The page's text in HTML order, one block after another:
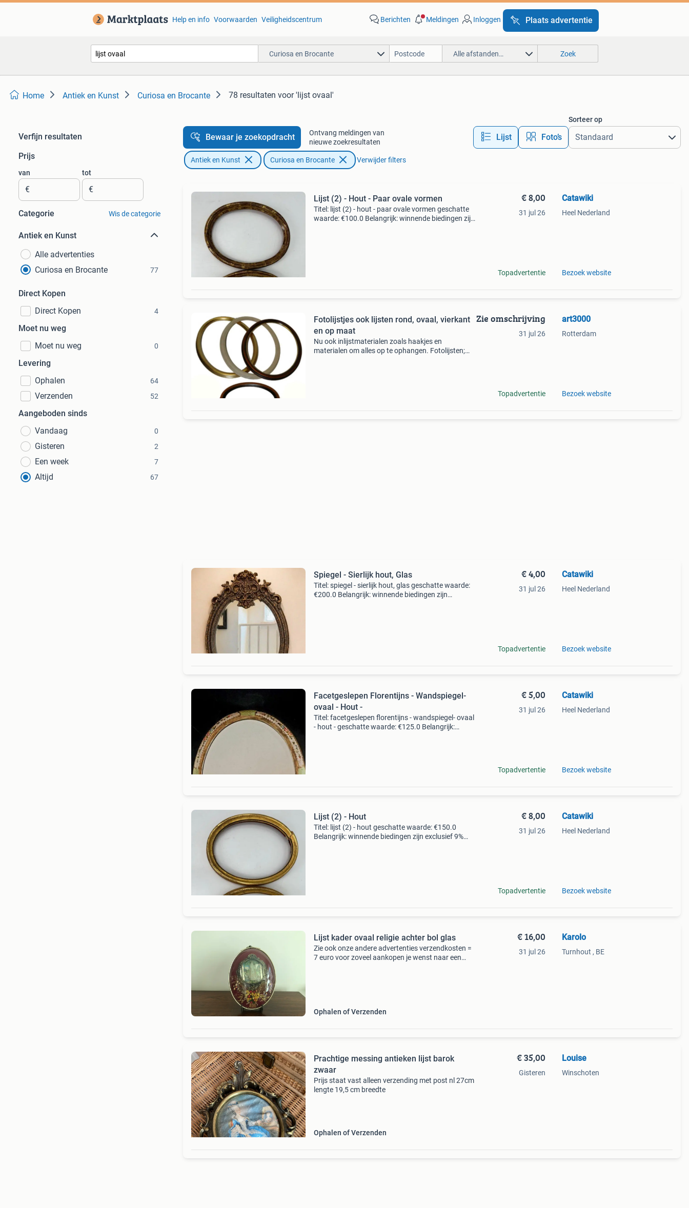
Help en info Voorwaarden Veiligheidscentrum Berichten Meldingen Inloggen Plaats advertentie
Curiosa en Brocante Alle afstanden… Zoek
Home Antiek en Kunst Curiosa en Brocante 78 resultaten voor 'lijst ovaal'
Verfijn resultaten
Prijs
van
€
tot
€
Categorie Wis de categorie
Antiek en Kunst
Alle advertenties
Curiosa en Brocante
77
Direct Kopen
Direct Kopen
4
Moet nu weg
Moet nu weg
0
Levering
Ophalen
64
Verzenden 52
Aangeboden sinds
Vandaag
0
Gisteren 2
Een week 7
Altijd 67
Bewaar je zoekopdracht
Ontvang meldingen van
nieuwe zoekresultaten
Lijst Foto’s
Sorteer op
Antiek en Kunst Curiosa en Brocante Verwijder filters
Lijst (2) - Hout - Paar ovale vormen
Titel: lijst (2) - hout - paar ovale vormen geschatte
waarde: €100.0 Belangrijk: winnende biedingen zijn
€ 8,00
31 jul 26
Topadvertentie
Catawiki
Heel Nederland
Bezoek website
Fotolijstjes ook lijsten rond, ovaal, vierkant
en op maat
Nu ook inlijstmaterialen zoals haakjes en
materialen om alles op te ophangen. Fotolijsten;
Zie omschrijving
31 jul 26
Topadvertentie
art3000
Rotterdam
Bezoek website
Spiegel - Sierlijk hout, Glas
Titel: spiegel - sierlijk hout, glas geschatte waarde:
€200.0 Belangrijk: winnende biedingen zijn
€ 4,00
31 jul 26
Topadvertentie
Catawiki
Heel Nederland
Bezoek website
Facetgeslepen Florentijns - Wandspiegel-
ovaal - Hout -
Titel: facetgeslepen florentijns - wandspiegel- ovaal
- hout - geschatte waarde: €125.0 Belangrijk:
€ 5,00
31 jul 26
Topadvertentie
Catawiki
Heel Nederland
Bezoek website
Lijst (2) - Hout
Titel: lijst (2) - hout geschatte waarde: €150.0
Belangrijk: winnende biedingen zijn exclusief 9%
€ 8,00
31 jul 26
Topadvertentie
Catawiki
Heel Nederland
Bezoek website
Lijst kader ovaal religie achter bol glas
Zie ook onze andere advertenties verzendkosten =
7 euro voor zoveel aankopen je wenst naar een
Ophalen of Verzenden
€ 16,00
31 jul 26
Karolo
Turnhout , BE
Prachtige messing antieken lijst barok
zwaar
Prijs staat vast alleen verzending met post nl 27cm
lengte 19,5 cm breedte
Ophalen of Verzenden
€ 35,00
Gisteren
Louise
Winschoten